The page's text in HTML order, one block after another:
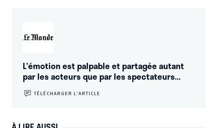
L'émotion est palpable et partagée autant
par les acteurs que par les spectateurs...
TÉLÉCHARGER L’ARTICLE